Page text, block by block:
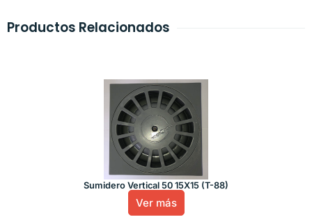
Productos Relacionados
Sumidero Vertical 50 15X15 (T-88)
Ver más